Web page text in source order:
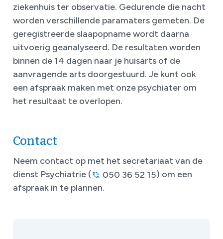
ziekenhuis ter observatie. Gedurende die nacht
worden verschillende paramaters gemeten. De
geregistreerde slaapopname wordt daarna
uitvoerig geanalyseerd. De resultaten worden
binnen de 14 dagen naar je huisarts of de
aanvragende arts doorgestuurd. Je kunt ook
een afspraak maken met onze psychiater om
het resultaat te overlopen.
Contact
Neem contact op met het secretariaat van de
dienst Psychiatrie (
050 36 52 15) om een
afspraak in te plannen.